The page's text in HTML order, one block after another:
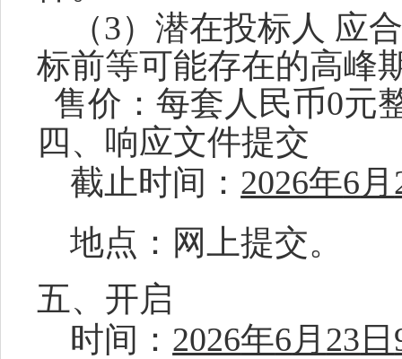
（3）潜在投标人 应
标前等可能存在的高峰
售价： 每套人民币0元
四、响应文件提交
截止时间： 2026年6月
地点：网上提交。
五、开启
时间： 2026年6月 23 日